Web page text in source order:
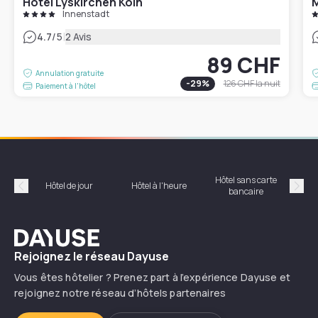
Innenstadt
4.7/5|2 Avis
Annulation gratuite
Paiement à l'hôtel
89 CHF
-29% 126 CHFla nuit
Précédent
Hôtel de jour Hôtel à l'heure
Hôtel sans carte
bancaire
Dayuse
Rejoignez le réseau Dayuse
Vous êtes hôtelier ? Prenez part à l’expérience Dayuse et
rejoignez notre réseau d’hôtels partenaires